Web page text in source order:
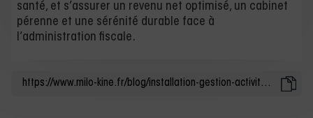
santé, et s’assurer un revenu net optimisé, un cabinet
pérenne et une sérénité durable face à
l’administration fiscale.